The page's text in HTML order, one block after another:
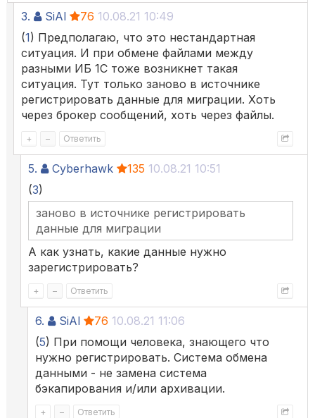
3. SiAl 76 10.08.21 10:49
(1) Предполагаю, что это нестандартная
ситуация. И при обмене файлами между
разными ИБ 1С тоже возникнет такая
ситуация. Тут только заново в источнике
регистрировать данные для миграции. Хоть
через брокер сообщений, хоть через файлы.
+ – Ответить
5. Cyberhawk 135 10.08.21 10:51
(3)
заново в источнике регистрировать
данные для миграции
А как узнать, какие данные нужно
зарегистрировать?
+ – Ответить
6. SiAl 76 10.08.21 11:06
(5) При помощи человека, знающего что
нужно регистрировать. Система обмена
данными - не замена система
бэкапирования и/или архивации.
+ – Ответить